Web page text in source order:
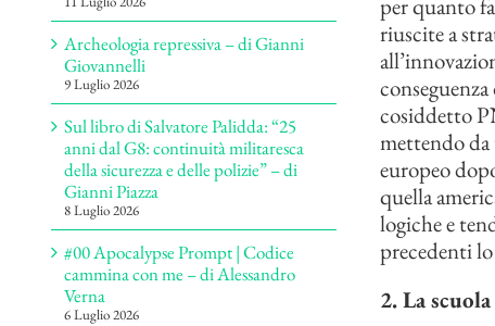
riuscite a
cosiddetto
mettendo
europeo
quella
logiche e
precedenti
2. La
Archeologia repressiva – di Gianni
Giovannelli
9 Luglio 2026
Sul libro di Salvatore Palidda: “25
anni dal G8: continuità militaresca
della sicurezza e delle polizie” – di
Gianni Piazza
8 Luglio 2026
#00 Apocalypse Prompt | Codice
cammina con me – di Alessandro
Verna
6 Luglio 2026